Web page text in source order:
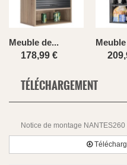
Meuble de...
178,99 €
TÉLÉCHARGEMENT
Notice de montage NANTES260